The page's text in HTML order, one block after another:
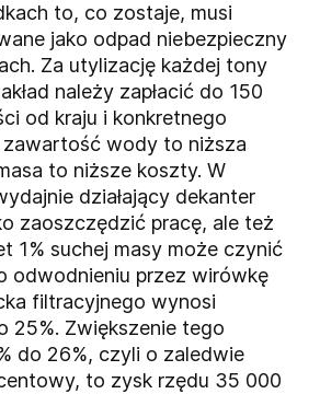
to, co zostaje, musi
jako odpad niebezpieczny
Za utylizację każdej tony
należy zapłacić do 150
od kraju i konkretnego
zawartość wody to niższa
to niższe koszty. W
działający dekanter
zaoszczędzić pracę, ale też
1% suchej masy może czynić
odwodnieniu przez wirówkę
filtracyjnego wynosi
25%. Zwiększenie tego
do 26%, czyli o zaledwie
to zysk rzędu 35 000